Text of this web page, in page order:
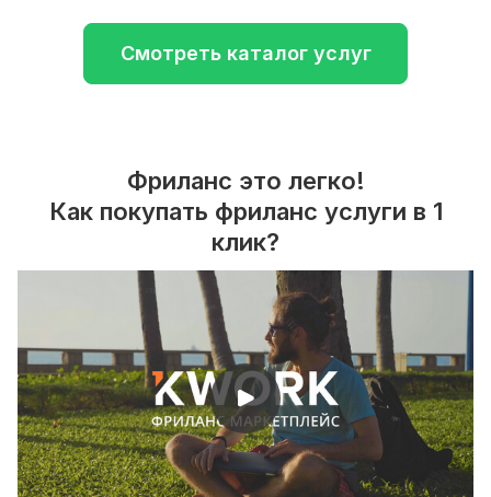
Смотреть каталог услуг
Фриланс это легко!
Как покупать фриланс услуги в 1
клик?